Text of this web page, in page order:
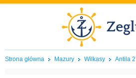
Strona główna Mazury Wilkasy Antila